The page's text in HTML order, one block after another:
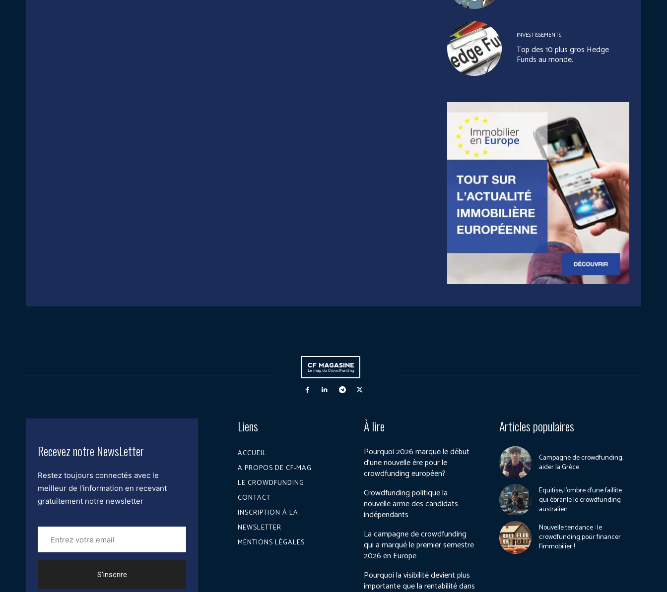
INVESTISSEMENTS
Top des 10 plus gros Hedge
Funds au monde.
Recevez notre NewsLetter
Restez toujours connectés avec le
meilleur de l'information en recevant
gratuitement notre newsletter
Entrez
votre
email
Liens
ACCUEIL
A PROPOS DE CF-MAG
LE CROWDFUNDING
CONTACT
INSCRIPTION À LA
NEWSLETTER
MENTIONS LÉGALES
À lire
Pourquoi 2026 marque le début
d’une nouvelle ère pour le
crowdfunding européen?
Crowdfunding politique la
nouvelle arme des candidats
indépendants
La campagne de crowdfunding
qui a marqué le premier semestre
2026 en Europe
Pourquoi la visibilité devient plus
importante que la rentabilité dans
Articles populaires
Campagne de crowdfunding,
aider la Grèce
Equitise, l’ombre d’une faillite
qui ébranle le crowdfunding
australien
Nouvelle tendance : le
crowdfunding pour financer
l’immobilier !